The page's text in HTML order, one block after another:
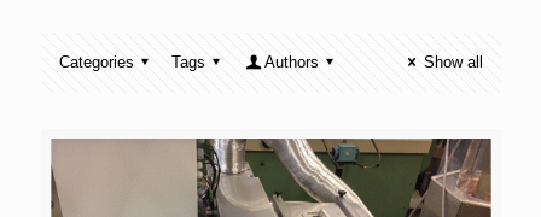
Categories Tags Authors Show all